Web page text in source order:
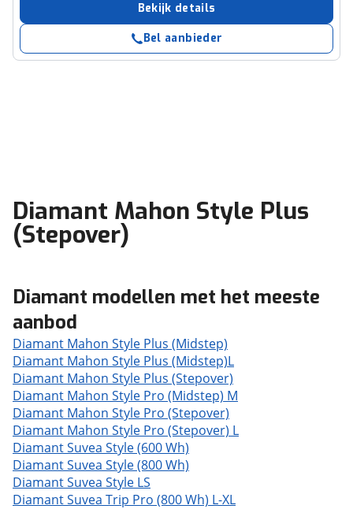
Bekijk details
Bel aanbieder
Diamant Mahon Style Plus
(Stepover)
Diamant modellen met het meeste
aanbod
Diamant Mahon Style Plus (Midstep)
Diamant Mahon Style Plus (Midstep)L
Diamant Mahon Style Plus (Stepover)
Diamant Mahon Style Pro (Midstep) M
Diamant Mahon Style Pro (Stepover)
Diamant Mahon Style Pro (Stepover) L
Diamant Suvea Style (600 Wh)
Diamant Suvea Style (800 Wh)
Diamant Suvea Style LS
Diamant Suvea Trip Pro (800 Wh) L-XL